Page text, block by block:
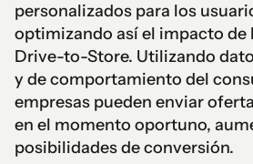
personalizados para los
optimizando así el impacto de
Drive-to-Store. Utilizando
y de comportamiento del
empresas pueden enviar
en el momento oportuno,
posibilidades de conversión.